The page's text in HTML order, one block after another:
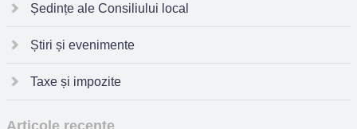
Ședințe ale Consiliului local
Știri și evenimente
Taxe și impozite
Articole recente